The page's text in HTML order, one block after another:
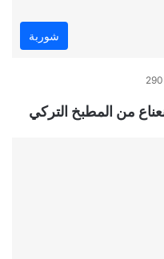
شوربة
290
من المطبخ التركي